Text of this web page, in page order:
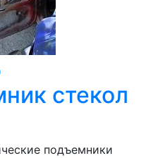
стекол
подъемники